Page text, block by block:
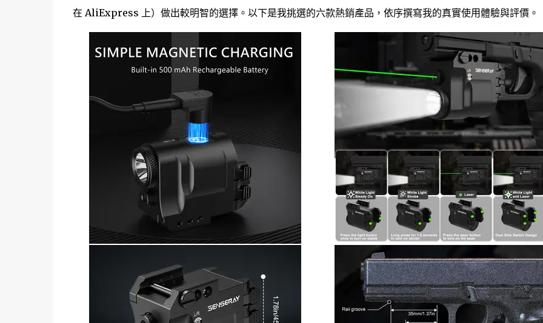
在 AliExpress 上）做出較明智的選擇。以下是我挑選的六款熱銷產品，依序撰寫我的真實使用體驗與評價。